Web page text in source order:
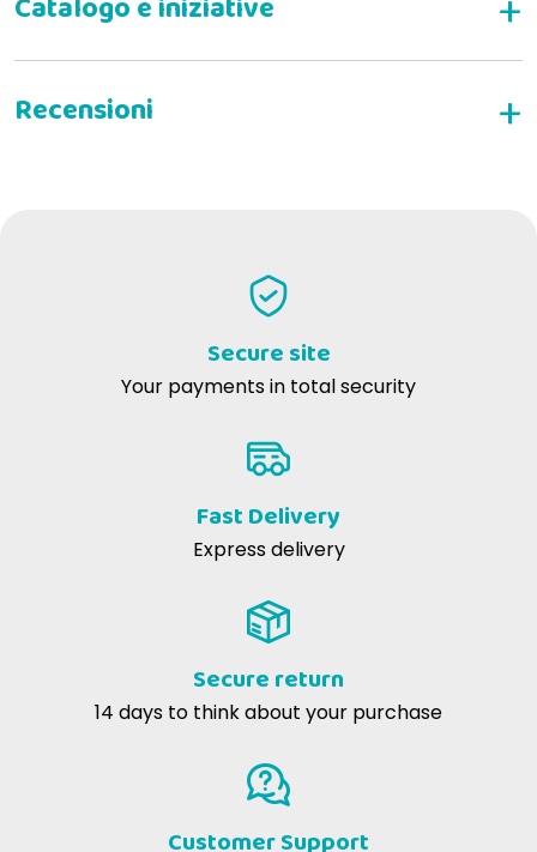
Secure site
Your payments in total security
Fast Delivery
Express delivery
Secure return
14 days to think about your purchase
Customer Support